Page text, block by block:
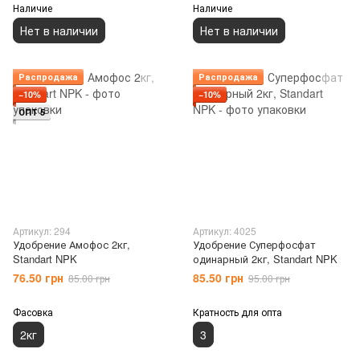
Наличие
Нет в наличии
Наличие
Нет в наличии
Распродажа
−10%
ОПТ 5
Артикул: 294
Удобрение Амофос 2кг,
Standart NPK
76.50 грн 85.00 грн
Фасовка
2кг
Распродажа
−10%
Артикул: 4025
Удобрение Суперфосфат
одинарный 2кг, Standart NPK
85.50 грн 95.00 грн
Кратность для опта
3